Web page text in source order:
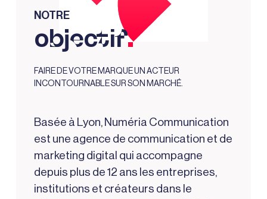
NOTRE
objectif.
FAIRE DE VOTRE MARQUE UN ACTEUR
INCONTOURNABLE SUR SON MARCHÉ.
Basée à Lyon, Numéria Communication
est une agence de communication et de
marketing digital qui accompagne
depuis plus de 12 ans les entreprises,
institutions et créateurs dans le